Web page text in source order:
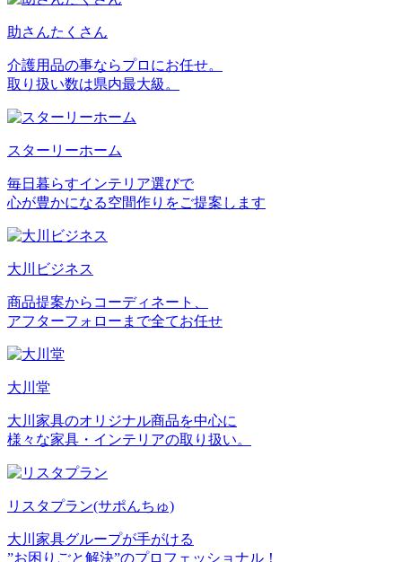
助さんたくさん
介護用品の事ならプロにお任せ。
取り扱い数は県内最大級。
スターリーホーム
毎日暮らすインテリア選びで
心が豊かになる空間作りをご提案します
大川ビジネス
商品提案からコーディネート、
アフターフォローまで全てお任せ
大川堂
大川家具のオリジナル商品を中心に
様々な家具・インテリアの取り扱い。
リスタプラン(サポんちゅ)
大川家具グループが手がける
”お困りごと解決”のプロフェッショナル！